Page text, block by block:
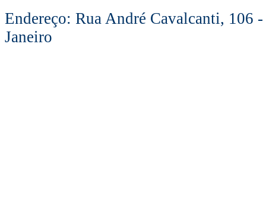
Endereço: Rua André Cavalcanti, 106
Janeiro